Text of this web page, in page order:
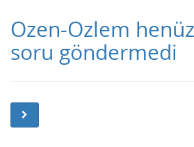
Ozen-Ozlem
soru göndermedi